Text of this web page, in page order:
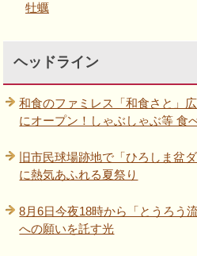
牡蠣
ヘッドライン
和食のファミレス「和食さと」
にオープン！しゃぶしゃぶ等 食
旧市民球場跡地で「ひろしま盆
に熱気あふれる夏祭り
8月6日今夜18時から「とうろう
への願いを託す光